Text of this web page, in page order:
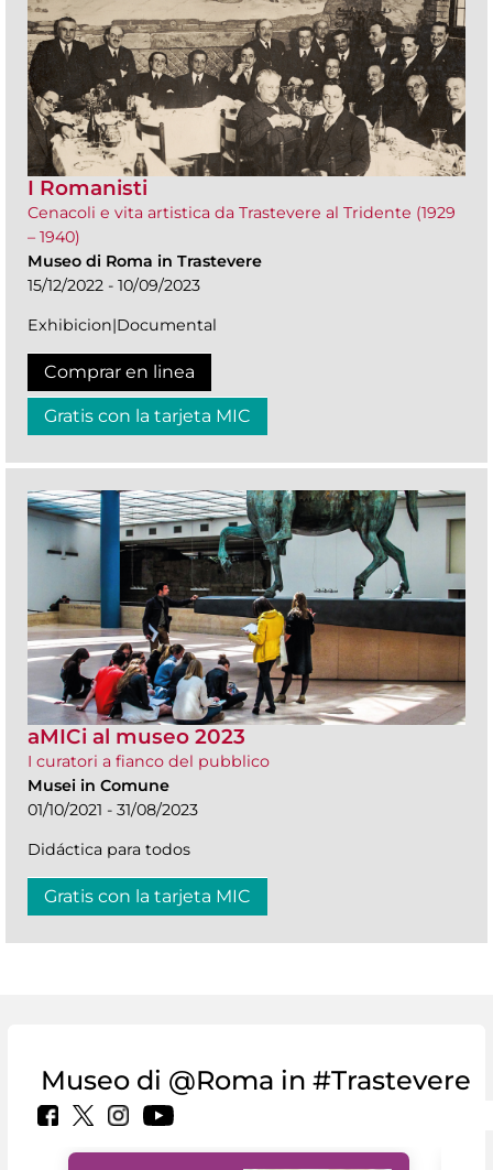
I Romanisti
Cenacoli e vita artistica da Trastevere al Tridente (1929
– 1940)
Museo di Roma in Trastevere
15/12/2022 - 10/09/2023
Exhibicion|Documental
Comprar en linea
Gratis con la tarjeta MIC
aMICi al museo 2023
I curatori a fianco del pubblico
Musei in Comune
01/10/2021 - 31/08/2023
Didáctica para todos
Gratis con la tarjeta MIC
Museo di @Roma in #Trastevere